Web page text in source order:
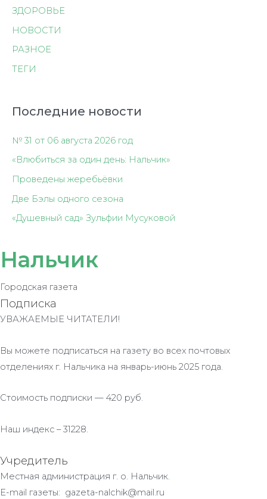
ЗДОРОВЬЕ
НОВОСТИ
РАЗНОЕ
ТЕГИ
Последние новости
№ 31 от 06 августа 2026 год
«Влюбиться за один день: Нальчик»
Проведены жеребьёвки
Две Бэлы одного сезона
«Душевный сад» Зульфии Мусуковой
Нальчик
Городская газета
Подписка
УВАЖАЕМЫЕ ЧИТАТЕЛИ!
Вы можете подписаться на газету во всех почтовых
отделениях г. Нальчика на январь-июнь 2025 года.
Стоимость подписки — 420 руб.
Наш индекс – 31228.
Учредитель
Местная администрация г. о. Нальчик.
E-mail газеты: gazeta-nalchik@mail.ru